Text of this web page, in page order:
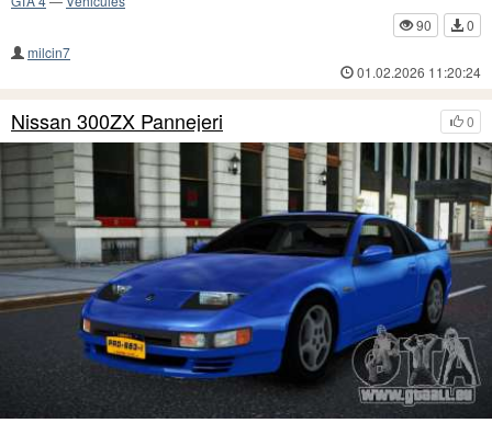
90
0
milcin7
01.02.2026 11:20:24
0
Nissan 300ZX Pannejeri